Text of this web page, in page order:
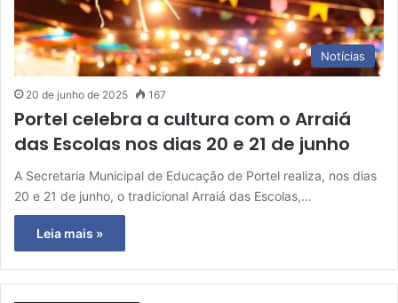
Notícias
20 de junho de 2025 167
Portel celebra a cultura com o Arraiá
das Escolas nos dias 20 e 21 de junho
A Secretaria Municipal de Educação de Portel realiza, nos dias
20 e 21 de junho, o tradicional Arraiá das Escolas,…
Leia mais »